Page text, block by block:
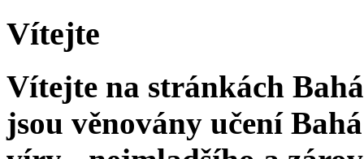
Vítejte
Vítejte na stránkách
jsou věnovány učení